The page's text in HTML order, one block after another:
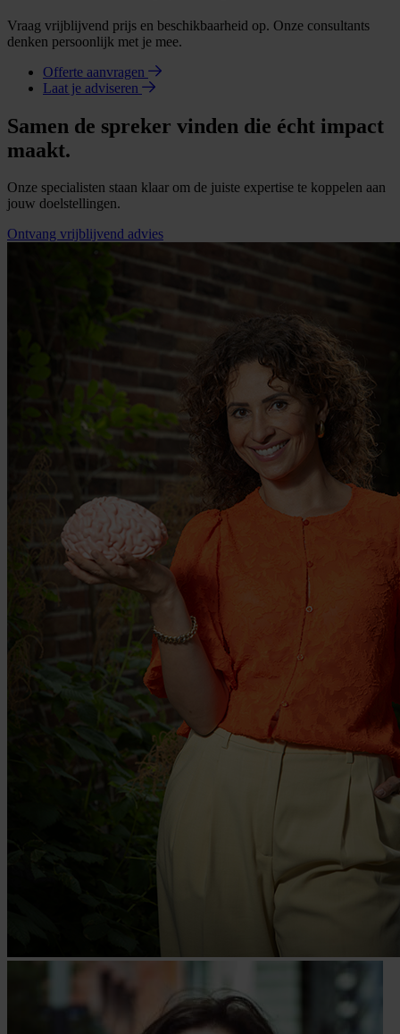
Vraag vrijblijvend prijs en beschikbaarheid op. Onze consultants
denken persoonlijk met je mee.
Offerte aanvragen
Laat je adviseren
Samen de spreker vinden die écht impact
maakt.
Onze specialisten staan klaar om de juiste expertise te koppelen aan
jouw doelstellingen.
Ontvang vrijblijvend advies